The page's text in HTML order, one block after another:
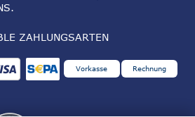
.
ZAHLUNGSARTEN
Vorkasse Rechnung